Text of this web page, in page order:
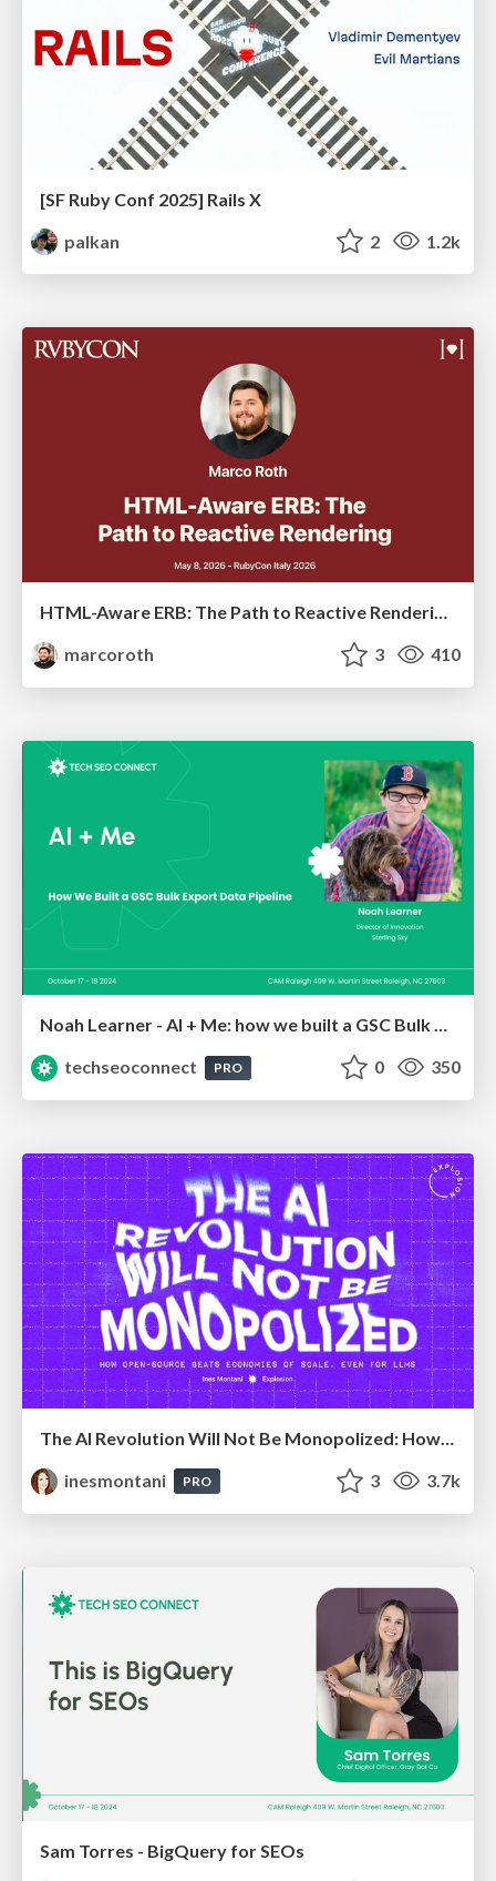
[SF Ruby Conf 2025] Rails X
palkan
2 1.2k
HTML-Aware ERB: The Path to Reactive Rendering @ RubyCon 2026, Rimini, Italy
marcoroth
3 410
Noah Learner - AI + Me: how we built a GSC Bulk Export data pipeline
techseoconnect
PRO 0 350
inesmontani
PRO 3 3.7k
Sam Torres - BigQuery for SEOs